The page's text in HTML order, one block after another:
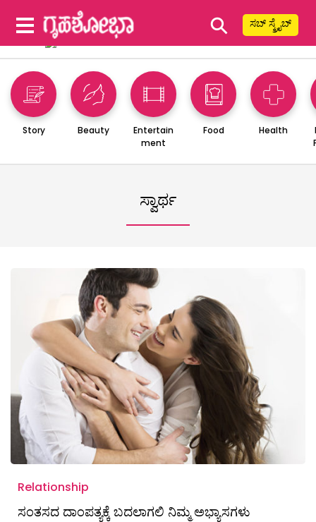
⚲ ಸಬ್ ಸ್ಕ್ರೈಬ್
Story Beauty
Entertain
ment
Food Health
ಸ್ವಾರ್ಥ
Relationship
ಸಂತಸದ ದಾಂಪತ್ಯಕ್ಕೆ ಬದಲಾಗಲಿ ನಿಮ್ಮ ಅಭ್ಯಾಸಗಳು